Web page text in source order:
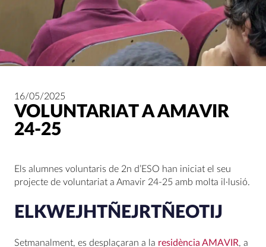
16/05/2025
VOLUNTARIAT A AMAVIR
24-25
Els alumnes voluntaris de 2n d’ESO han iniciat el seu
projecte de voluntariat a Amavir 24-25 amb molta il·lusió.
ELKWEJHTÑEJRTÑEOTIJ
Setmanalment, es desplaçaran a la residència AMAVIR, a